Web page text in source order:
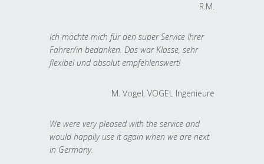
R.M.
Ich möchte mich für den super Service Ihrer
Fahrer/in bedanken. Das war Klasse, sehr
flexibel und absolut empfehlenswert!
M. Vogel, VOGEL Ingenieure
We were very pleased with the service and
would happily use it again when we are next
in Germany.